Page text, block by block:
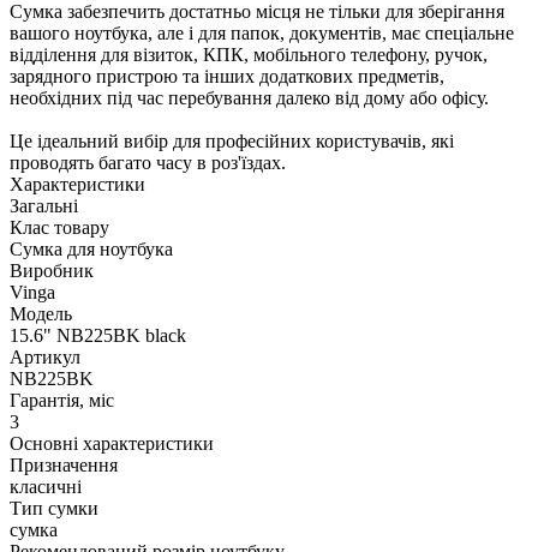
Сумка забезпечить достатньо місця не тільки для зберігання
вашого ноутбука, але і для папок, документів, має спеціальне
відділення для візиток, КПК, мобільного телефону, ручок,
зарядного пристрою та інших додаткових предметів,
необхідних під час перебування далеко від дому або офісу.
Це ідеальний вибір для професійних користувачів, які
проводять багато часу в роз'їздах.
Характеристики
Загальні
Клас товару
Сумка для ноутбука
Виробник
Vinga
Модель
15.6" NB225BK black
Артикул
NB225BK
Гарантія, міс
3
Основні характеристики
Призначення
класичні
Тип сумки
сумка